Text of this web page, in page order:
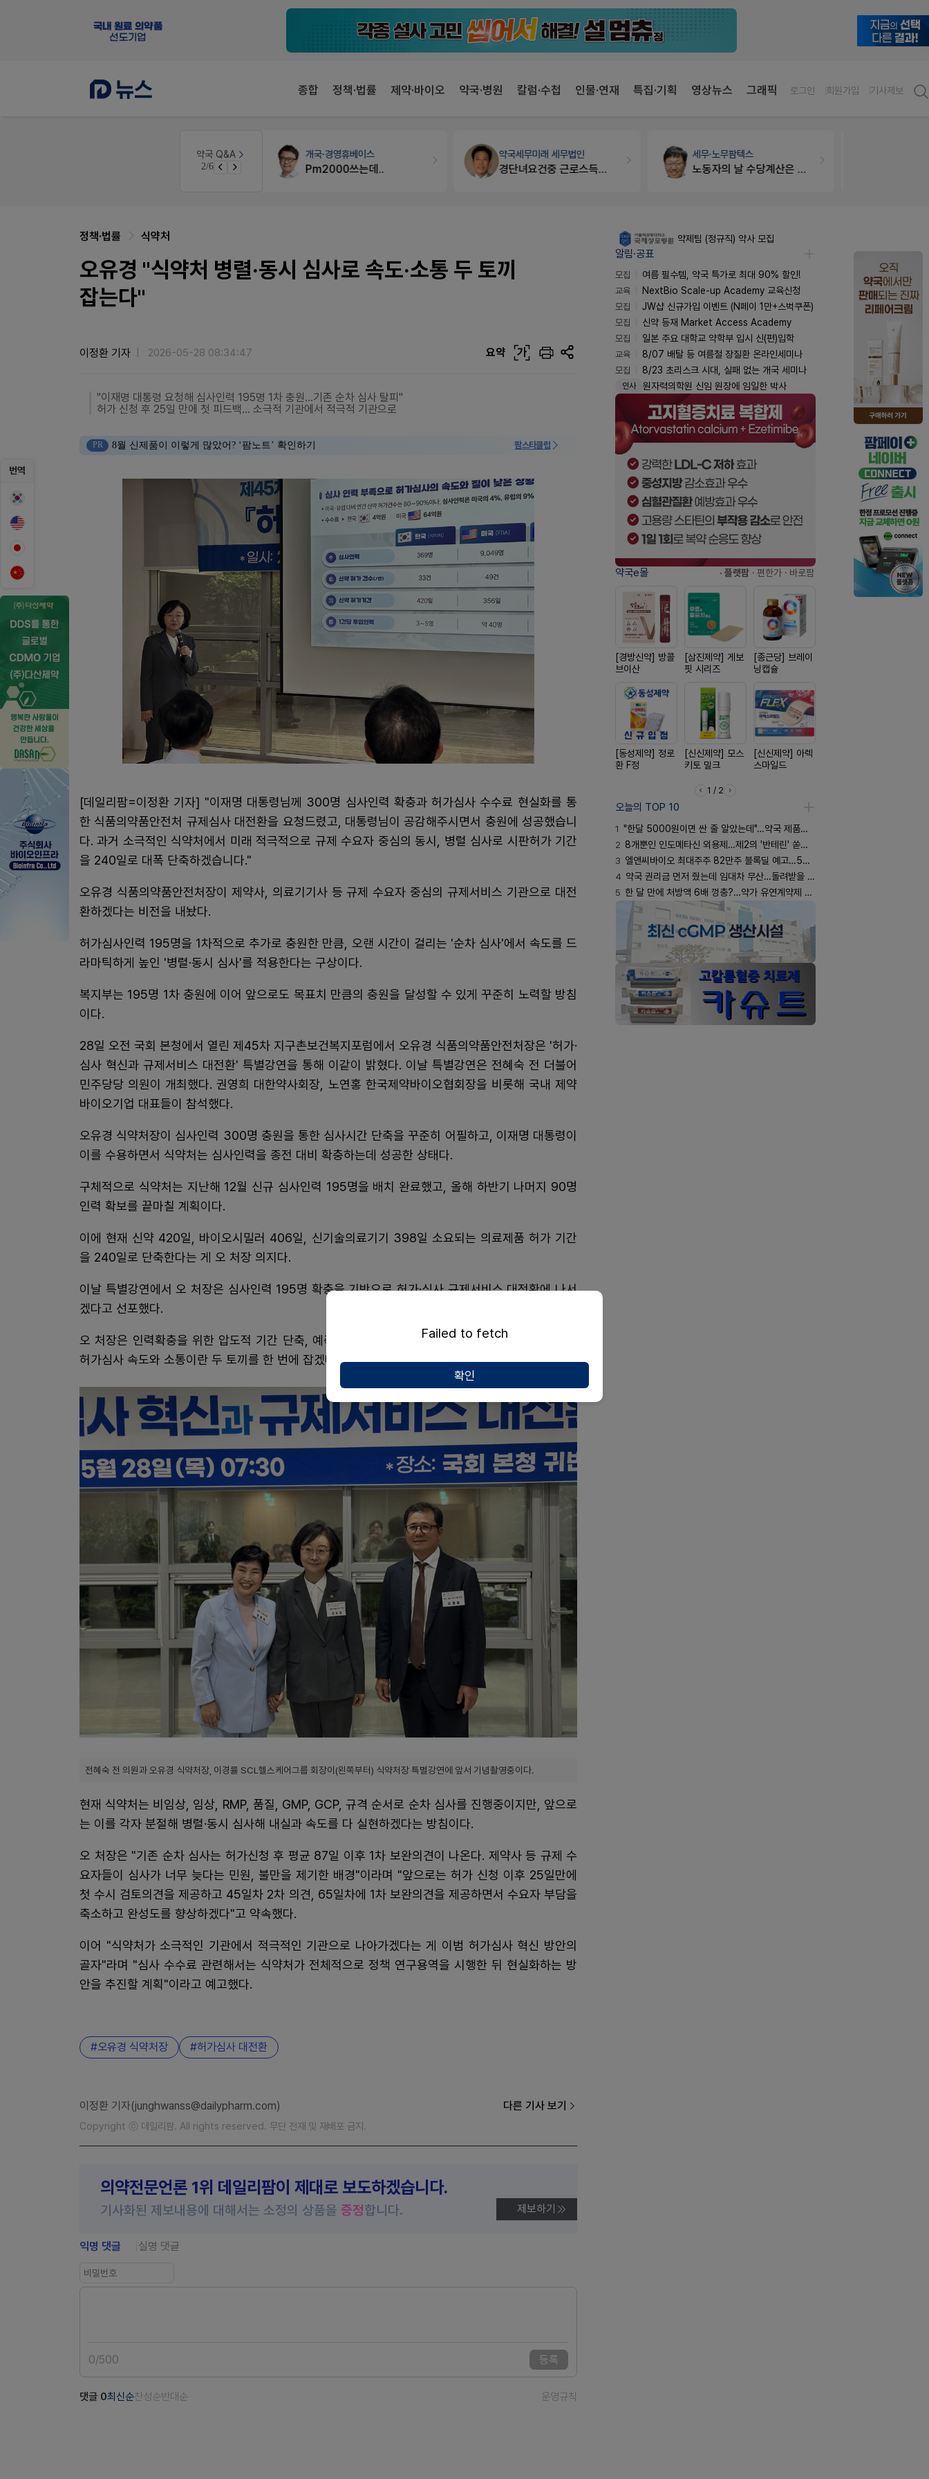
종합 정책·법률 제약·바이오 약국·병원 칼럼·수첩 인물·연재 특집·기획 영상뉴스 그래픽 로그인 회원가입 기사제보
약국 Q&A
3/6
법무법인 규원 개국·경영휴베이스
Pm2000쓰는데..
약국세무미래 세무법인
경단녀요건중 근로스득원천징수액
세무·노무팜텍스
노동자의 날 수당계산은 어떻게 되나요
번역
정책·법률 식약처
오유경 "식약처 병렬·동시 심사로 속도·소통 두 토끼
잡는다"
이정환 기자 2026-05-28 08:34:47 요약 가
"이재명 대통령 요청해 심사인력 195명 1차 충원…기존 순차 심사 탈피"
허가 신청 후 25일 만에 첫 피드백… 소극적 기관에서 적극적 기관으로
PR 8월 신제품이 이렇게 많았어? ‘팜노트’ 확인하기 팜스타클럽
[데일리팜=이정환 기자] "이재명 대통령님께 300명 심사인력 확충과 허가심사 수수료 현실화를 통
한 식품의약품안전처 규제심사 대전환을 요청드렸고, 대통령님이 공감해주시면서 충원에 성공했습니
다. 과거 소극적인 식약처에서 미래 적극적으로 규제 수요자 중심의 동시, 병렬 심사로 시판허가 기간
을 240일로 대폭 단축하겠습니다."
오유경 식품의약품안전처장이 제약사, 의료기기사 등 규제 수요자 중심의 규제서비스 기관으로 대전
환하겠다는 비전을 내놨다.
허가심사인력 195명을 1차적으로 추가로 충원한 만큼, 오랜 시간이 걸리는 '순차 심사'에서 속도를 드
라마틱하게 높인 '병렬·동시 심사'를 적용한다는 구상이다.
복지부는 195명 1차 충원에 이어 앞으로도 목표치 만큼의 충원을 달성할 수 있게 꾸준히 노력할 방침
이다.
28일 오전 국회 본청에서 열린 제45차 지구촌보건복지포럼에서 오유경 식품의약품안전처장은 '허가·
심사 혁신과 규제서비스 대전환' 특별강연을 통해 이같이 밝혔다. 이날 특별강연은 전혜숙 전 더불어
민주당당 의원이 개최했다. 권영희 대한약사회장, 노연홍 한국제약바이오협회장을 비롯해 국내 제약
바이오기업 대표들이 참석했다.
오유경 식약처장이 심사인력 300명 충원을 통한 심사시간 단축을 꾸준히 어필하고, 이재명 대통령이
이를 수용하면서 식약처는 심사인력을 종전 대비 확충하는데 성공한 상태다.
구체적으로 식약처는 지난해 12월 신규 심사인력 195명을 배치 완료했고, 올해 하반기 나머지 90명
인력 확보를 끝마칠 계획이다.
이에 현재 신약 420일, 바이오시밀러 406일, 신기술의료기기 398일 소요되는 의료제품 허가 기간
을 240일로 단축한다는 게 오 처장 의지다.
이날 특별강연에서 오 처장은 심사인력 195명 확충을 기반으로 허가·심사 규제서비스 대전환에 나서
겠다고 선포했다.
오 처장은 인력확충을 위한 압도적 기간 단축, 예측가능한 단계별 피드백과 공식적 가이드 제공으로
허가심사 속도와 소통이란 두 토끼를 한 번에 잡겠다고도 했다.
전혜숙 전 의원과 오유경 식약처장, 이경률 SCL헬스케어그룹 회장이(왼쪽부터) 식약처장 특별강연에 앞서 기념촬영중이다.
현재 식약처는 비임상, 임상, RMP, 품질, GMP, GCP, 규격 순서로 순차 심사를 진행중이지만, 앞으로
는 이를 각자 분절해 병렬·동시 심사해 내실과 속도를 다 실현하겠다는 방침이다.
오 처장은 "기존 순차 심사는 허가신청 후 평균 87일 이후 1차 보완의견이 나온다. 제약사 등 규제 수
요자들이 심사가 너무 늦다는 민원, 불만을 제기한 배경"이라며 "앞으로는 허가 신청 이후 25일만에
첫 수시 검토의견을 제공하고 45일차 2차 의견, 65일차에 1차 보완의견을 제공하면서 수요자 부담을
축소하고 완성도를 향상하겠다"고 약속했다.
이어 "식약처가 소극적인 기관에서 적극적인 기관으로 나아가겠다는 게 이범 허가심사 혁신 방안의
골자"라며 "심사 수수료 관련해서는 식약처가 전체적으로 정책 연구용역을 시행한 뒤 현실화하는 방
안을 추진할 계획"이라고 예고했다.
오유경 식약처장 허가심사 대전환
이정환 기자(junghwanss@dailypharm.com) 다른 기사 보기
Copyright ⓒ 데일리팜. All rights reserved. 무단 전재 및 재배포 금지.
의약전문언론 1위 데일리팜이 제대로 보도하겠습니다.
기사화된 제보내용에 대해서는 소정의 상품을 증정합니다. 제보하기
익명 댓글 실명 댓글
0/500 등록
댓글 0최신순찬성순반대순 운영규칙
약제팀 (정규직) 약사 모집
알림·공표
모집
여름 필수템, 약국 특가로 최대 90% 할인!
교육
NextBio Scale-up Academy 교육신청
모집
JW샵 신규가입 이벤트 (N페이 1만+스벅쿠폰)
모집
신약 등재 Market Access Academy
모집
일본 주요 대학교 약학부 입시 신(편)입학
교육
8/07 배탈 등 여름철 장질환 온라인세미나
모집
8/23 초리스크 시대, 실패 없는 개국 세미나
인사 원자력의학원 신임 원장에 임일한 박사
약국e몰 · 플랫팜 · 편한가 · 바로팜
[경방신약] 방콜
브이산
[삼진제약] 게보
핏 시리즈
[종근당] 브레이
닝캡슐
[동성제약] 정로
환 F정
[신신제약] 모스
키토 밀크
[신신제약] 아렉
스마일드
1 / 2
오늘의 TOP 10
1 "한달 5000원이면 싼 줄 알았는데"…약국 제품과 비교해보니
2 8개뿐인 인도메타신 외용제…제2의 '반테린' 쏟아지나
3 엘앤씨바이오 최대주주 82만주 블록딜 예고…500억 규모
4 약국 권리금 먼저 줬는데 임대차 무산…돌려받을 수 있을까
5 한 달 만에 처방액 6배 껑충?…약가 유연계약제 착시효과
Failed to fetch
확인